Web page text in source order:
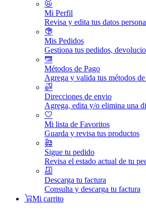
Mi Perfil
Revisa y edita tus datos
Mis Pedidos
Gestiona tus pedidos,
Métodos de Pago
Agrega y valida tus métodos
Direcciones de envio
Agrega, edita y/o elimina una
Mi lista de Favoritos
Guarda y revisa tus productos
Sigue tu pedido
Revisa el estado actual de tu
Descarga tu factura
Consulta y descarga tu factura
Mi carrito